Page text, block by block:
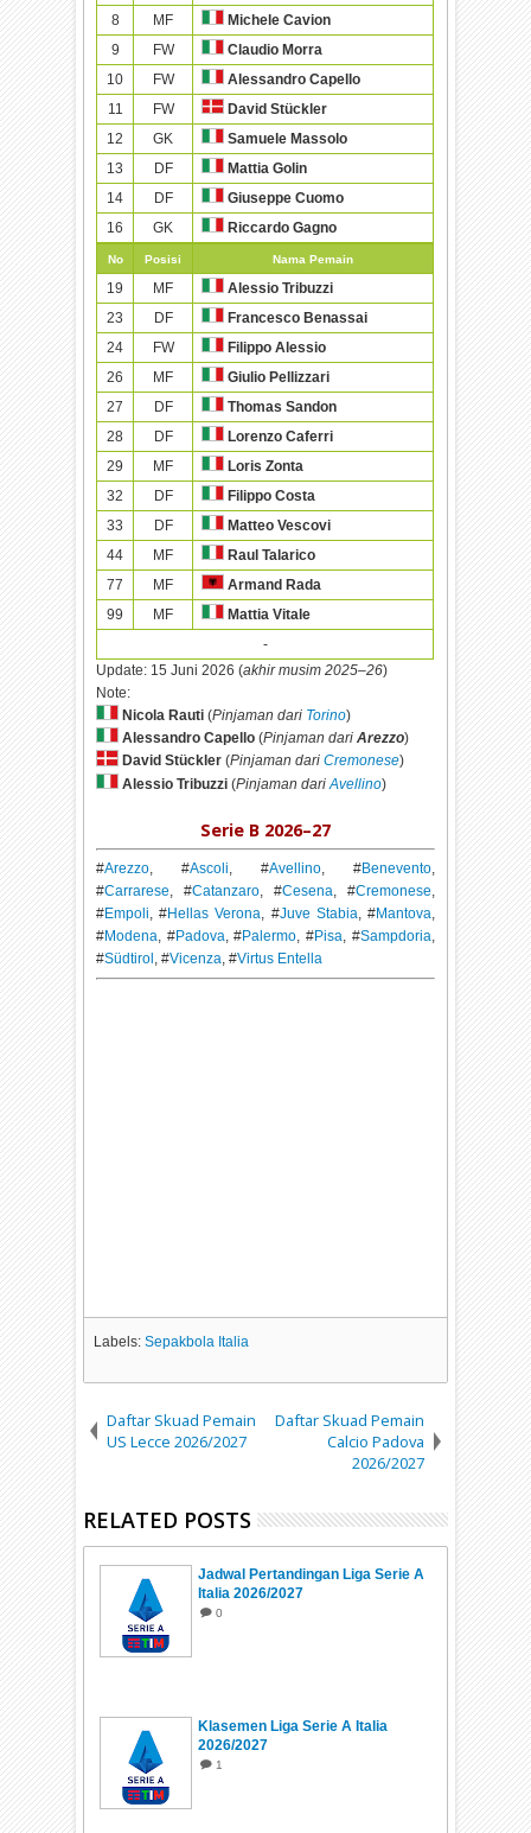
8
MF
Michele Cavion
9
FW
Claudio Morra
10
FW
Alessandro Capello
11
FW
David Stückler
12
GK
Samuele Massolo
13
DF
Mattia Golin
14
DF
Giuseppe Cuomo
16
GK Riccardo Gagno
No Posisi Nama Pemain
19 MF
Alessio Tribuzzi
23
DF
Francesco Benassai
24
FW
Filippo Alessio
26
MF
Giulio Pellizzari
27
DF
Thomas Sandon
28
DF
Lorenzo Caferri
29
MF
Loris Zonta
32
DF
Filippo Costa
33
DF
Matteo Vescovi
44
MF
Raul Talarico
77
MF
Armand Rada
99
MF
Mattia Vitale
-
Update: 15 Juni 2026 (akhir musim 2025–26)
Note:
Nicola Rauti (Pinjaman dari Torino)
Alessandro Capello (Pinjaman dariArezzo)
David Stückler (Pinjaman dariCremonese)
Alessio Tribuzzi (Pinjaman dariAvellino)
Serie B 2026–27
#Arezzo, #Ascoli, #Avellino, #Benevento,
#Carrarese, #Catanzaro, #Cesena, #Cremonese,
#Empoli, #Hellas Verona, #Juve Stabia, #Mantova,
#Modena, #Padova, #Palermo, #Pisa, #Sampdoria,
#Südtirol , #Vicenza, #Virtus Entella
Labels:Sepakbola Italia
Daftar Skuad Pemain
US Lecce 2026/2027
Daftar Skuad Pemain
Calcio Padova
2026/2027
RELATED POSTS
Jadwal Pertandingan Liga Serie A
Italia 2026/2027
0
Klasemen Liga Serie A Italia
2026/2027
1